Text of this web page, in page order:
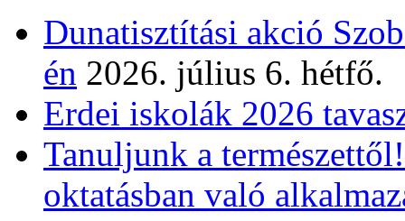
Dunatisztítási akció
én 2026. július 6. hétfő.
Erdei iskolák 2026
Tanuljunk a
oktatásban való